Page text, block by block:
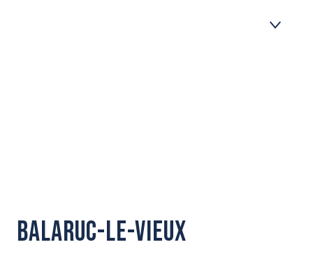
Mèze
Mireval
Balaruc-le-Vieux